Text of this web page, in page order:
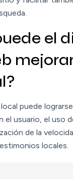
el
puede
el usuario, el uso
de la
locales.